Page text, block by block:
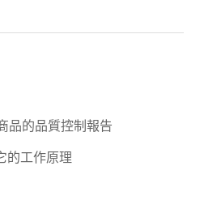
品的品質控制報告
的工作原理